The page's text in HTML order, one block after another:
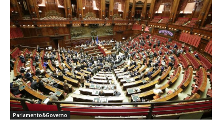
Parlamento&Governo